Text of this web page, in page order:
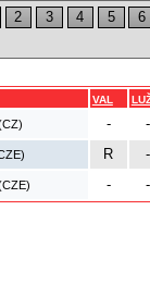
2 3 4 5
6
VAL
-
-
R -
- -